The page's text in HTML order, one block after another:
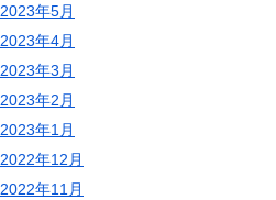
2023年5月
2023年4月
2023年3月
2023年2月
2023年1月
2022年12月
2022年11月